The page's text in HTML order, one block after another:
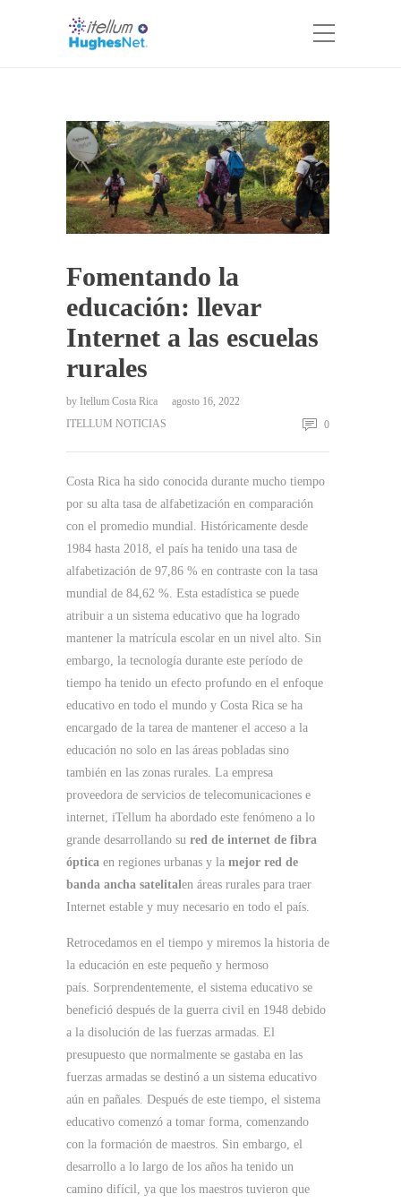
Fomentando la
educación: llevar
Internet a las escuelas
rurales
by Itellum Costa Rica
agosto 16, 2022
ITELLUM NOTICIAS
0
Costa Rica ha sido conocida durante mucho tiempo
por su alta tasa de alfabetización en comparación
con el promedio mundial. Históricamente desde
1984 hasta 2018, el país ha tenido una tasa de
alfabetización de 97,86 % en contraste con la tasa
mundial de 84,62 %. Esta estadística se puede
atribuir a un sistema educativo que ha logrado
mantener la matrícula escolar en un nivel alto. Sin
embargo, la tecnología durante este período de
tiempo ha tenido un efecto profundo en el enfoque
educativo en todo el mundo y Costa Rica se ha
encargado de la tarea de mantener el acceso a la
educación no solo en las áreas pobladas sino
también en las zonas rurales. La empresa
proveedora de servicios de telecomunicaciones e
internet, iTellum ha abordado este fenómeno a lo
grande desarrollando su red de internet de fibra
óptica en regiones urbanas y la mejor red de
banda ancha satelital en áreas rurales para traer
Internet estable y muy necesario en todo el país.
Retrocedamos en el tiempo y miremos la historia de
la educación en este pequeño y hermoso
país. Sorprendentemente, el sistema educativo se
benefició después de la guerra civil en 1948 debido
a la disolución de las fuerzas armadas. El
presupuesto que normalmente se gastaba en las
fuerzas armadas se destinó a un sistema educativo
aún en pañales. Después de este tiempo, el sistema
educativo comenzó a tomar forma, comenzando
con la formación de maestros. Sin embargo, el
desarrollo a lo largo de los años ha tenido un
camino difícil, ya que los maestros tuvieron que